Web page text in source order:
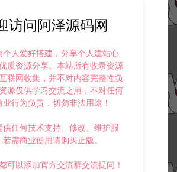
访问阿泽源码网
个人爱好搭建，分享个人建站心
质资源分享。本站所有收录资源
联网收集，并不对内容完整性负
源仅供学习交流之用，不对任何
业行为负责，切勿非法用途！
供任何技术支持、修改、维护服
若需商业使用请购买正版。
可以添加官方交流群交流提问！